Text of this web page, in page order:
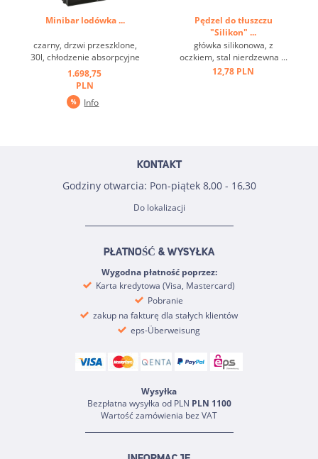
Minibar lodówka ...
czarny, drzwi przeszklone,
30l, chłodzenie absorpcyjne
...
1.698,75
PLN
Info
Pędzel do tłuszczu
"Silikon" ...
główka silikonowa, z
oczkiem, stal nierdzewna ...
12,78 PLN
KONTAKT
Godziny otwarcia: Pon-piątek 8,00 - 16,30
Do lokalizacji
PŁATNOŚĆ & WYSYŁKA
Wygodna płatność poprzez:
Karta kredytowa (Visa, Mastercard)
Pobranie
zakup na fakturę dla stałych klientów
eps-Überweisung
Wysyłka
Bezpłatna wysyłka od PLN PLN 1100
Wartość zamówienia bez VAT